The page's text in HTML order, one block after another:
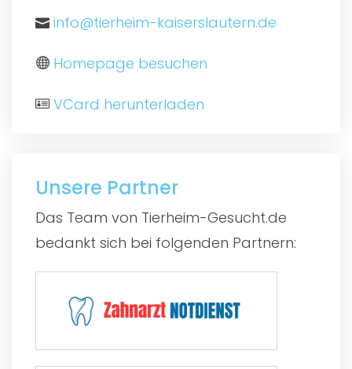
info@tierheim-kaiserslautern.de
Homepage besuchen
VCard herunterladen
Unsere Partner
Das Team von Tierheim-Gesucht.de
bedankt sich bei folgenden Partnern: